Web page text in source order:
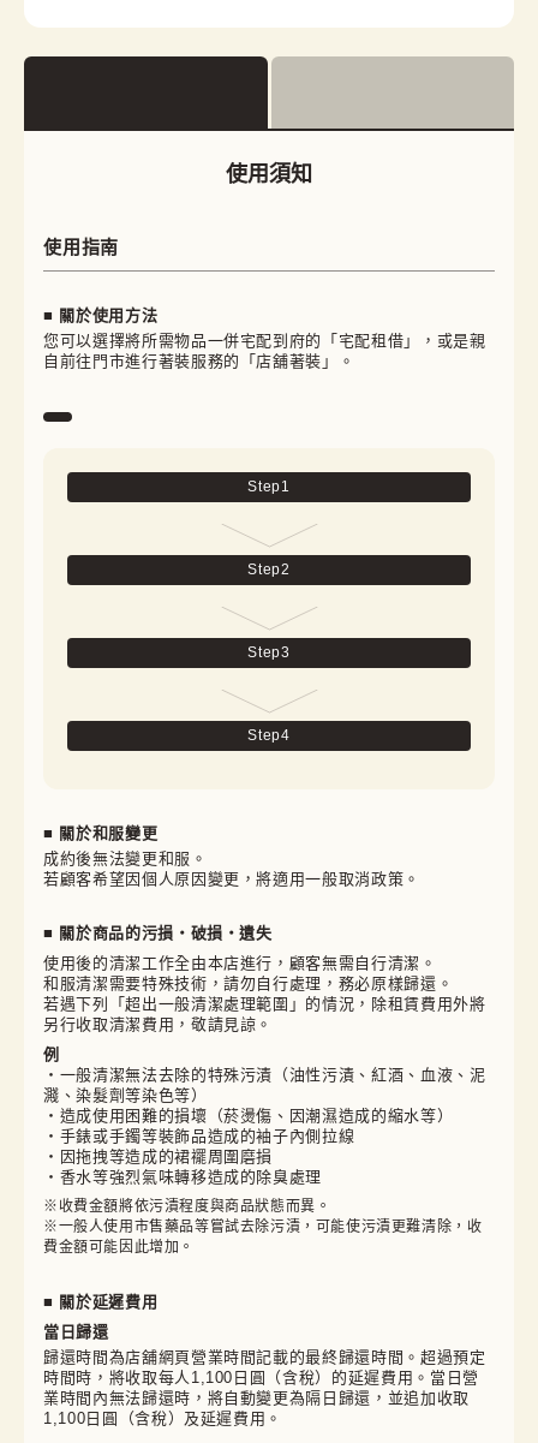
使用須知
使用指南
■ 關於使用方法
您可以選擇將所需物品一併宅配到府的「宅配租借」，或是親
自前往門市進行著裝服務的「店舖著裝」。
Step1
Step2
Step3
Step4
■ 關於和服變更
成約後無法變更和服。
若顧客希望因個人原因變更，將適用一般取消政策。
■ 關於商品的污損・破損・遺失
使用後的清潔工作全由本店進行，顧客無需自行清潔。
和服清潔需要特殊技術，請勿自行處理，務必原樣歸還。
若遇下列「超出一般清潔處理範圍」的情況，除租賃費用外將
另行收取清潔費用，敬請見諒。
例
・一般清潔無法去除的特殊污漬（油性污漬、紅酒、血液、泥
濺、染髮劑等染色等）
・造成使用困難的損壞（菸燙傷、因潮濕造成的縮水等）
・手錶或手鐲等裝飾品造成的袖子內側拉線
・因拖拽等造成的裙襬周圍磨損
・香水等強烈氣味轉移造成的除臭處理
※收費金額將依污漬程度與商品狀態而異。
※一般人使用市售藥品等嘗試去除污漬，可能使污漬更難清除，收
費金額可能因此增加。
■ 關於延遲費用
當日歸還
歸還時間為店舖網頁營業時間記載的最終歸還時間。超過預定
時間時，將收取每人1,100日圓（含稅）的延遲費用。當日營
業時間內無法歸還時，將自動變更為隔日歸還，並追加收取
1,100日圓（含稅）及延遲費用。